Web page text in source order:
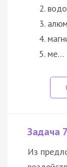
ме…
Задача
Из